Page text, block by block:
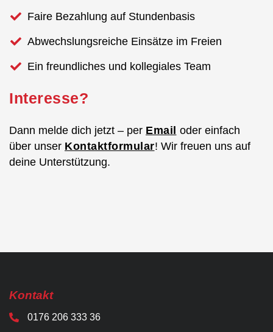
Faire Bezahlung auf Stundenbasis
Abwechslungsreiche Einsätze im Freien
Ein freundliches und kollegiales Team
Interesse?
Dann melde dich jetzt – per Email oder einfach
über unser Kontaktformular! Wir freuen uns auf
deine Unterstützung.
Kontakt
0176 206 333 36